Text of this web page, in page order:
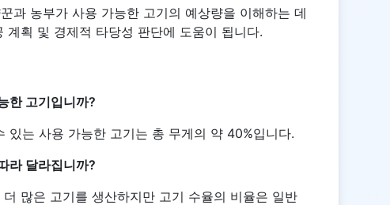
과 농부가 사용 가능한 고기의 예상량을 이해하는 데
계획 및 경제적 타당성 판단에 도움이 됩니다.
한 고기입니까?
있는 사용 가능한 고기는 총 무게의 약 40%입니다.
라 달라집니까?
많은 고기를 생산하지만 고기 수율의 비율은 일반